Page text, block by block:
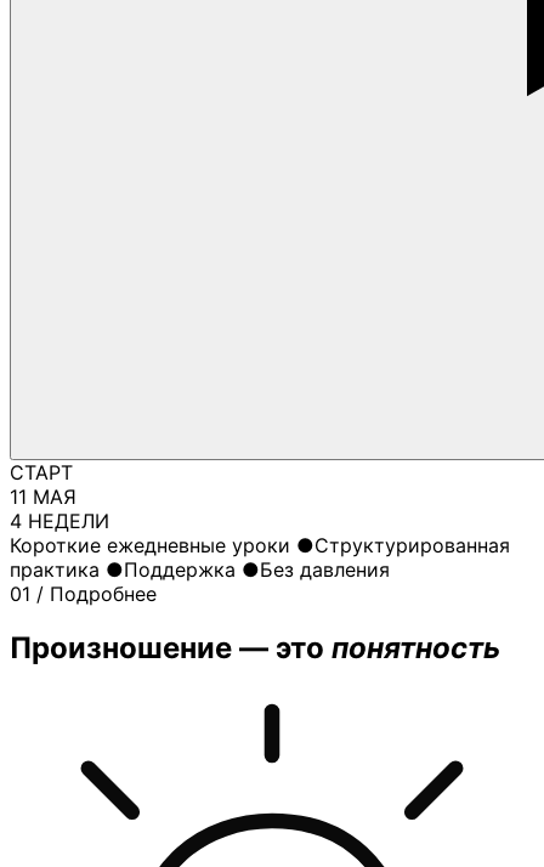
СТАРТ
11 МАЯ
4 НЕДЕЛИ
Короткие ежедневные уроки ●Структурированная
практика ●Поддержка ●Без давления
01 / Подробнее
Произношение — это понятность